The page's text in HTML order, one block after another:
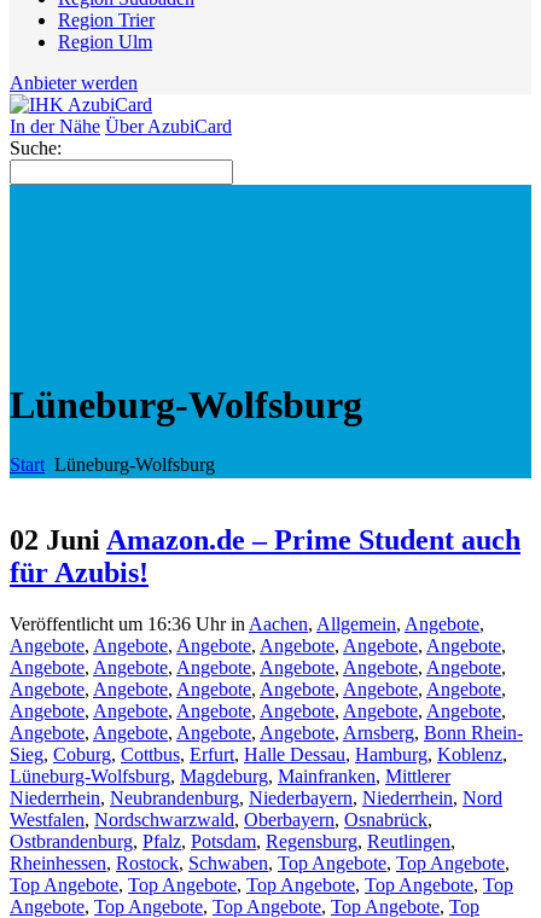
Region Trier
Region Ulm
Anbieter werden
In der Nähe Über AzubiCard
Suche:
Lüneburg-Wolfsburg
Start Lüneburg-Wolfsburg
02 Juni Amazon.de – Prime Student auch
für Azubis!
Veröffentlicht um 16:36 Uhrin Aachen, Allgemein, Angebote,
Angebote, Angebote, Angebote, Angebote, Angebote, Angebote,
Angebote, Angebote, Angebote, Angebote, Angebote, Angebote,
Angebote, Angebote, Angebote, Angebote, Angebote, Angebote,
Angebote, Angebote, Angebote, Angebote, Angebote, Angebote,
Angebote, Angebote, Angebote, Angebote, Arnsberg, Bonn Rhein-
Sieg, Coburg, Cottbus, Erfurt, Halle Dessau, Hamburg, Koblenz,
Lüneburg-Wolfsburg, Magdeburg, Mainfranken, Mittlerer
Niederrhein, Neubrandenburg, Niederbayern, Niederrhein, Nord
Westfalen, Nordschwarzwald, Oberbayern, Osnabrück,
Ostbrandenburg, Pfalz, Potsdam, Regensburg, Reutlingen,
Rheinhessen, Rostock, Schwaben, Top Angebote, Top Angebote,
Top Angebote, Top Angebote, Top Angebote, Top Angebote, Top
Angebote, Top Angebote, Top Angebote, Top Angebote, Top